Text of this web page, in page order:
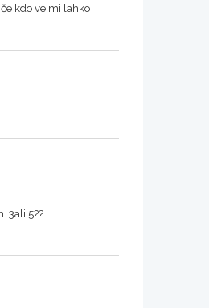
kdo ve mi lahko
5??